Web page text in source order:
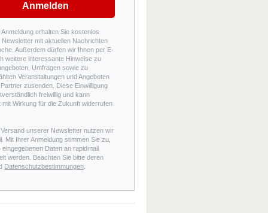
Anmelden
Anmeldung erhalten Sie kostenlos
Newsletter mit aktuellen Nachrichten
Außerdem dürfen wir Ihnen per E-
weitere interessante Hinweise zu
Umfragen sowie zu
Veranstaltungen und Angeboten
zusenden. Diese Einwilligung
freiwillig und kann
mit Wirkung für die Zukunft widerrufen
Versand unserer Newsletter nutzen wir
Mit Ihrer Anmeldung stimmen Sie zu,
eingegebenen Daten an rapidmail
werden. Beachten Sie bitte deren
Datenschutzbestimmungen.